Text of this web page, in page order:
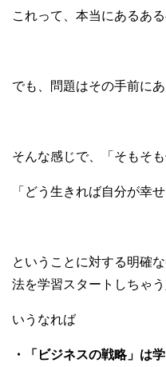
これって、本当にあるあ
でも、問題はその手前にあ
そんな感じで、「そもそ
「どう生きれば自分が幸
ということに対する明確
法を学習スタートしちゃう
いうなれば
・「ビジネスの戦略」は